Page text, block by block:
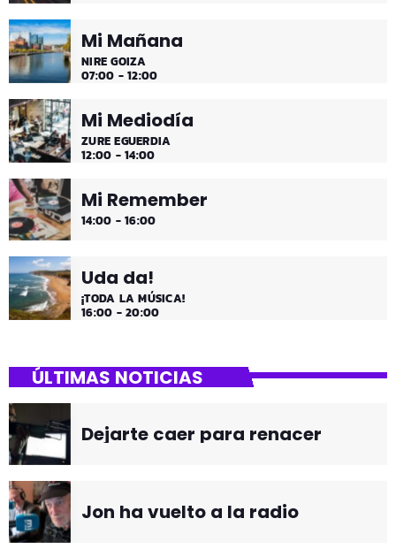
Mi Mañana
NIRE GOIZA
07:00 - 12:00
Mi Mediodía
ZURE EGUERDIA
12:00 - 14:00
Mi Remember
14:00 - 16:00
Uda da!
¡TODA LA MÚSICA!
16:00 - 20:00
ÚLTIMAS NOTICIAS
Dejarte caer para renacer
Jon ha vuelto a la radio